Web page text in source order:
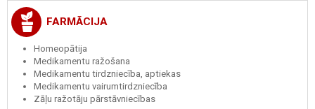
FARMĀCIJA
Homeopātija
Medikamentu ražošana
Medikamentu tirdzniecība, aptiekas
Medikamentu vairumtirdzniecība
Zāļu ražotāju pārstāvniecības